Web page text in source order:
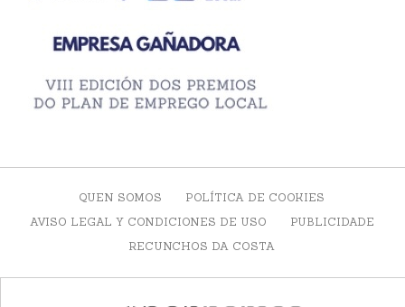
QUEN SOMOS
POLÍTICA DE COOKIES
AVISO LEGAL Y CONDICIONES DE USO
PUBLICIDADE
RECUNCHOS DA COSTA